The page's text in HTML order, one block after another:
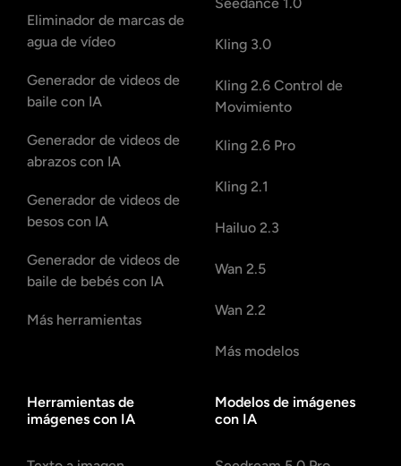
Eliminador de marcas de
agua de vídeo
Generador de videos de
baile con IA
Generador de videos de
abrazos con IA
Generador de videos de
besos con IA
Generador de videos de
baile de bebés con IA
Más herramientas
Kling 3.0
Kling 2.6 Control de
Movimiento
Kling 2.6 Pro
Kling 2.1
Hailuo 2.3
Wan 2.5
Wan 2.2
Más modelos
Herramientas de
imágenes con IA
Modelos de imágenes
con IA